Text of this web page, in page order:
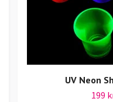
UV Neon
199